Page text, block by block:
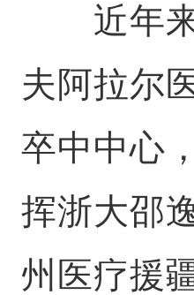
近年来
夫阿拉尔
卒中中心
挥浙大邵
州医疗援